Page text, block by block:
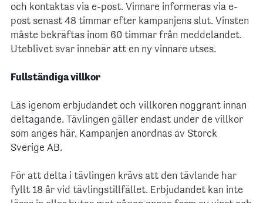
och kontaktas via e-post. Vinnare informeras via e-
post senast 48 timmar efter kampanjens slut. Vinsten
måste bekräftas inom 60 timmar från meddelandet.
Uteblivet svar innebär att en ny vinnare utses.
Fullständiga villkor
Läs igenom erbjudandet och villkoren noggrant innan
deltagande. Tävlingen gäller endast under de villkor
som anges här. Kampanjen anordnas av Storck
Sverige AB.
För att delta i tävlingen krävs att den tävlande har
fyllt 18 år vid tävlingstillfället. Erbjudandet kan inte